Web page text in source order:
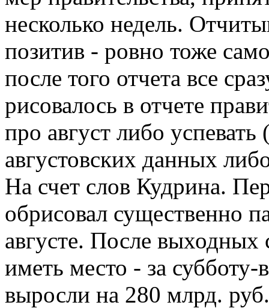
несколько недель.
позитив - ровно тоже
после того отчета все
рисовалось в отчете
про август либо
августовских данных
На счет слов Кудрина.
обрисовал существенно
августе. После выходных
иметь место - за
выросли на 280 млрд.